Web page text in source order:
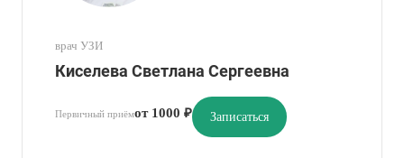
врач УЗИ
Киселева Светлана Сергеевна
Первичный приёмот 1000 ₽ Записаться